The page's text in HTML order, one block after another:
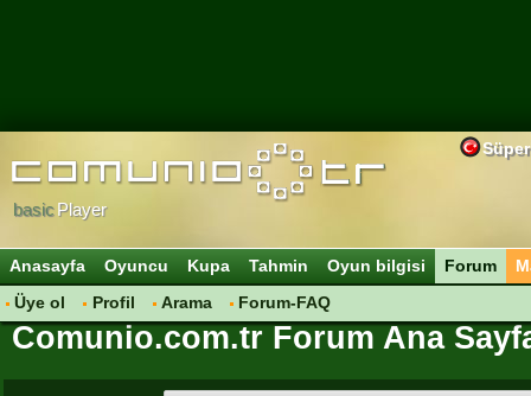
basicPlayer
Anasayfa Oyuncu Kupa Tahmin Oyun bilgisi
Forum
Üye ol
Profil Arama Forum-FAQ
Comunio.com.tr Forum Ana